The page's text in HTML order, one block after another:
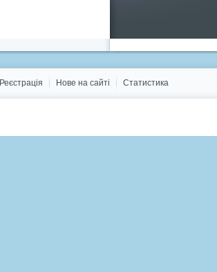
Реєстрація Нове на сайті Статистика